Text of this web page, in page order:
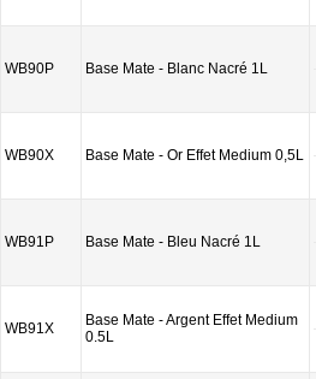
WB90P Base Mate - Blanc Nacré 1L
WB90X Base Mate - Or Effet Medium 0,5L
WB91P Base Mate - Bleu Nacré 1L
WB91X
Base Mate - Argent Effet Medium
0.5L